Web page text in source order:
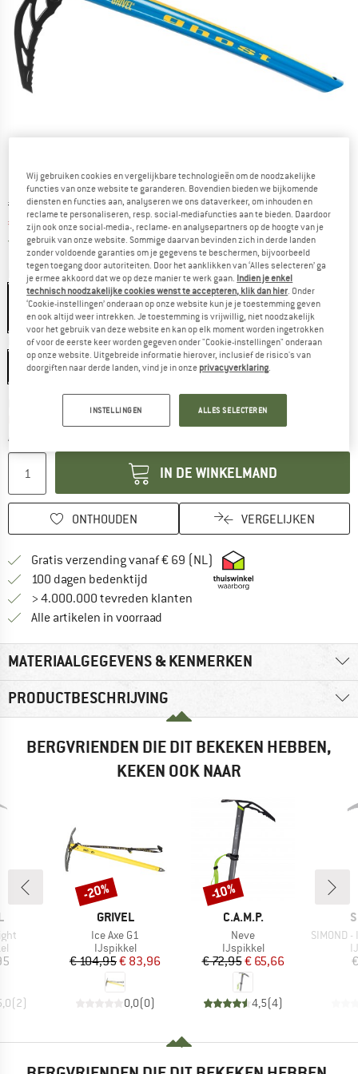
Oorspronkelijke prijs :
€ 111,95
Prijs:
€ 89,56 incl. BTW
Gratis verzending(NL)Nederland. Informatie over de
Kleur:Blue
Blue
-20%
Maat:50 cm
50 cm
Levertijd: 3-5 werkdagen
Aantal:
IN DE WINKELMAND
ONTHOUDEN VERGELIJKEN
Gratis verzending vanaf € 69 (NL) Vind hier de
100 dagen bedenktijd Vind de betalingsinformatie hier!
> 4.000.000 tevreden klanten
Alle artikelen in voorraad
MATERIAALGEGEVENS & KENMERKEN
PRODUCTBESCHRIJVING
BERGVRIENDEN DIE DIT BEKEKEN HEBBEN,
KEKEN OOK NAAR
(2)
MERK
GRIVEL
Artikel
Ice Axe G1
Productgroep
IJspikkel
Prijs
€ 104,95Verlaagde prijs
€ 83,96
0,0(0)
Korting
-20%
MERK
C.A.M.P.
Artikel
Neve
Productgroep
IJspikkel
Prijs
€ 72,95Verlaagde prijs
€ 65,66
4,5(4)
Korting
-10%
Artikel
SIMOND - Ice
Wij gebruiken cookies en vergelijkbare technologieën om de noodzakelijke
functies van onze website te garanderen. Bovendien bieden we bijkomende
diensten en functies aan, analyseren we ons dataverkeer, om inhouden en
reclame te personaliseren, resp. social-mediafuncties aan te bieden. Daardoor
zijn ook onze social-media-, reclame- en analysepartners op de hoogte van je
gebruik van onze website. Sommige daarvan bevinden zich in derde landen
zonder voldoende garanties om je gegevens te beschermen, bijvoorbeeld
tegen toegang door autoriteiten. Door het aanklikken van ‘Alles selecteren’ ga
je ermee akkoord dat we op deze manier te werk gaan. Indien je enkel
technisch noodzakelijke cookies wenst te accepteren, klik dan hier . Onder
‘Cookie-instellingen’ onderaan op onze website kun je je toestemming geven
en ook altijd weer intrekken. Je toestemming is vrijwillig, niet noodzakelijk
voor het gebruik van deze website en kan op elk moment worden ingetrokken
of voor de eerste keer worden gegeven onder "Cookie-instellingen" onderaan
op onze website. Uitgebreide informatie hierover, inclusief de risico's van
doorgiften naar derde landen, vind je in onze privacyverklaring
INSTELLINGEN ALLES SELECTEREN